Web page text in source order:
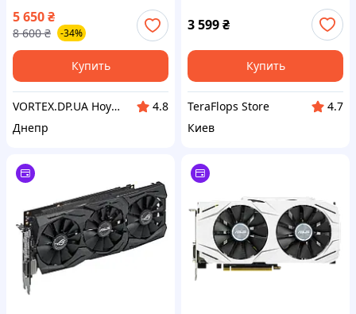
192bit DVI-D 2*HDMI 2*DP
бу
5 650₴
8 600 ₴ -34%
Купить
VORTEX.DP.UA Ноутбуки, компьютеры, запчасти, сервис
4.8
Днепр
3 599₴
Купить
TeraFlops Store
4.7
Киев